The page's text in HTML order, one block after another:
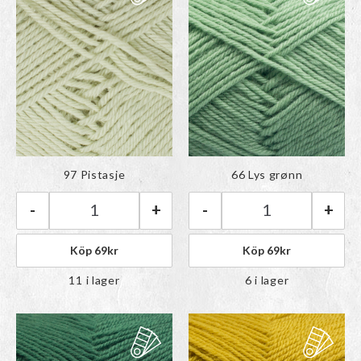
Färgen har lagts till i
paletten
Rauma Babygarn | 97 Pistasje mängd
- +
97 Pistasje
Köp 69kr
11 i lager
Färgen har lagts till i
paletten
Rauma
- +
66 Lys grønn
Köp 69kr
6 i lager